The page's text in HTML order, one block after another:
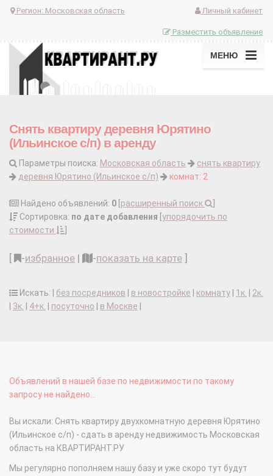
Регион: Московская область Личный кабинет
Разместить объявление
МЕНЮ
Снять квартиру деревня Юрятино
(Ильинское с/п) в аренду
Параметры поиска: Московская область
снять квартиру
деревня Юрятино (Ильинское с/п)
комнат: 2
Найдено объявлений: 0 расширенный поиск
Сортировка: по дате добавления упорядочить по
стоимости
-избранное | -показать на карте
Искать: | без посредников в новостройке комнату 1к.
2к.
3к. 4+к. посуточно в Москве
Объявлений в нашей базе по недвижимости по такому
запросу не найдено...
Вы искали: Снять квартиру двухкомнатную деревня Юрятино
(Ильинское с/п) - сдать в аренду недвижимость Московская
область на КВАРТИРАНТ.РУ
Мы регулярно пополняем нашу базу и уже скоро тут будут